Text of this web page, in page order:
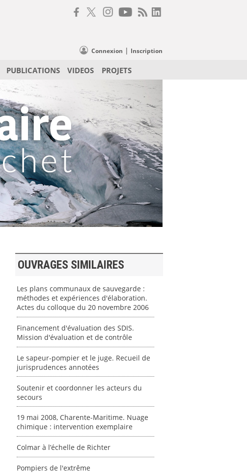
Connexion | Inscription
PUBLICATIONS VIDEOS PROJETS
OUVRAGES SIMILAIRES
Les plans communaux de sauvegarde :
méthodes et expériences d'élaboration.
Actes du colloque du 20 novembre 2006
Financement d'évaluation des SDIS.
Mission d'évaluation et de contrôle
Le sapeur-pompier et le juge. Recueil de
jurisprudences annotées
Soutenir et coordonner les acteurs du
secours
19 mai 2008, Charente-Maritime. Nuage
chimique : intervention exemplaire
Colmar à l’échelle de Richter
Pompiers de l'extrême